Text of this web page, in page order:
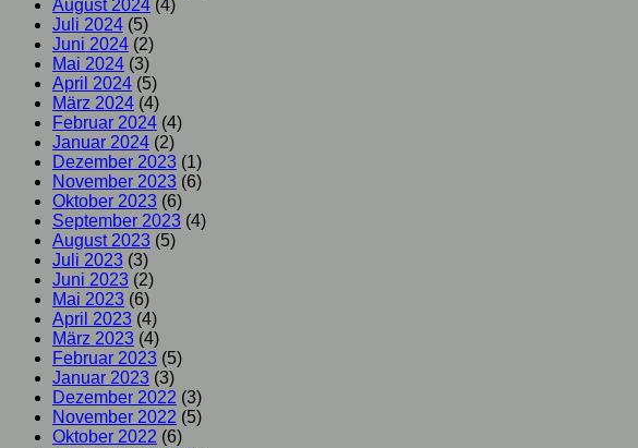
August 2024 (4)
Juli 2024 (5)
Juni 2024 (2)
Mai 2024 (3)
April 2024 (5)
März 2024 (4)
Februar 2024 (4)
Januar 2024 (2)
Dezember 2023 (1)
November 2023 (6)
Oktober 2023 (6)
September 2023 (4)
August 2023 (5)
Juli 2023 (3)
Juni 2023 (2)
Mai 2023 (6)
April 2023 (4)
März 2023 (4)
Februar 2023 (5)
Januar 2023 (3)
Dezember 2022 (3)
November 2022 (5)
Oktober 2022 (6)